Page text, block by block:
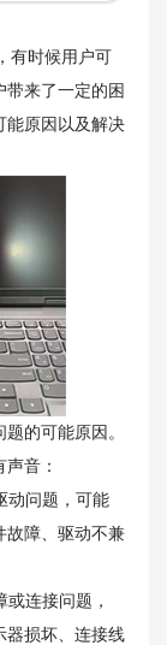
有时候用户可
来了一定的困
能原因以及解决
的可能原因。
音：
问题，可能
故障、驱动不兼
连接问题，
器损坏、连接线